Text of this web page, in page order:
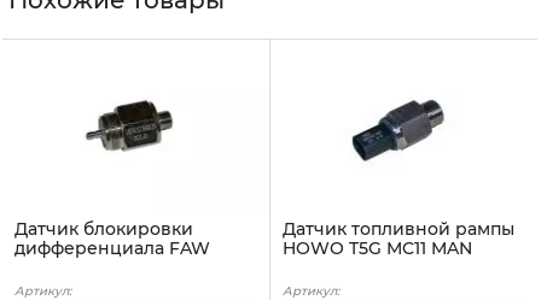
Датчик блокировки
дифференциала FAW
Артикул:
Датчик топливной рампы
HOWO T5G MC11 MAN
Артикул: